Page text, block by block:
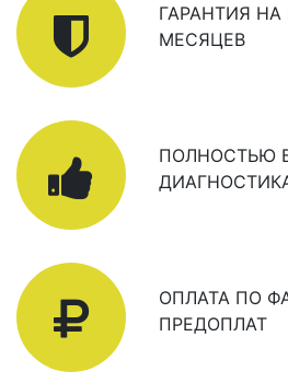
ГАРАНТИЯ
МЕСЯЦЕВ
ПОЛНОСТЬЮ
ОПЛАТА ПО
ПРЕДОПЛАТ